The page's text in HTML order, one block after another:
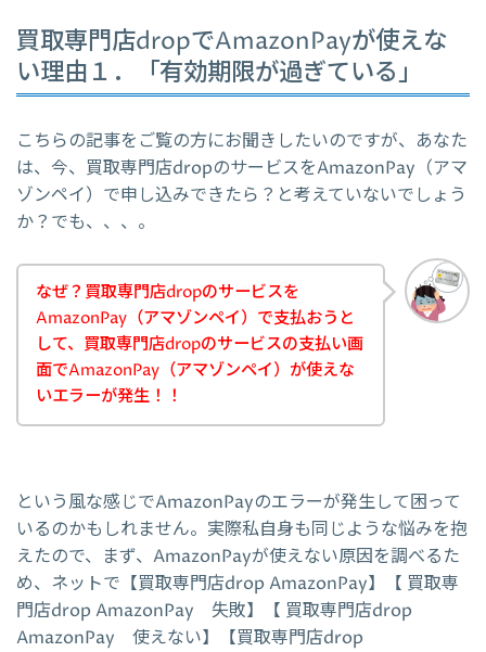
買取専門店dropでAmazonPayが使えな
い理由１．「有効期限が過ぎている」
こちらの記事をご覧の方にお聞きしたいのですが、あなた
は、今、買取専門店dropのサービスをAmazonPay（アマ
ゾンペイ）で申し込みできたら？と考えていないでしょう
か？でも、、、。
なぜ？買取専門店dropのサービスを
AmazonPay（アマゾンペイ）で支払おうと
して、買取専門店dropのサービスの支払い画
面でAmazonPay（アマゾンペイ）が使えな
いエラーが発生！！
という風な感じでAmazonPayのエラーが発生して困って
いるのかもしれません。実際私自身も同じような悩みを抱
えたので、まず、AmazonPayが使えない原因を調べるた
め、ネットで【買取専門店drop AmazonPay】【 買取専
門店drop AmazonPay 失敗】【 買取専門店drop
AmazonPay 使えない】【買取専門店drop